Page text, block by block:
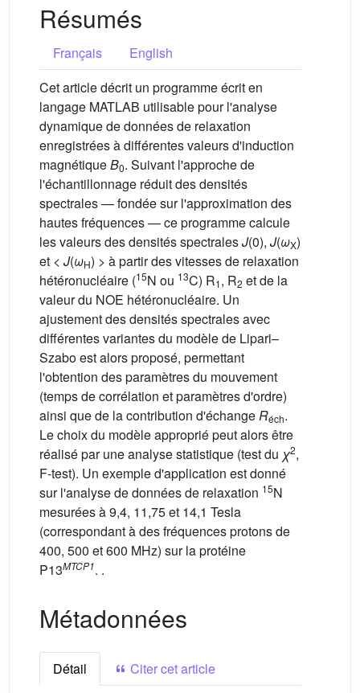
Résumés
Français
English
Cet article décrit un programme écrit en
langage MATLAB utilisable pour l'analyse
dynamique de données de relaxation
enregistrées à différentes valeurs d'induction
magnétiqueB0. Suivant l'approche de
l'échantillonnage réduit des densités
spectrales — fondée sur l'approximation des
hautes fréquences — ce programme calcule
les valeurs des densités spectralesJ(0), J(ωX)
et < J(ωH) > à partir des vitesses de relaxation
hétéronucléaire (15N ou 13C) R1, R2 et de la
valeur du NOE hétéronucléaire. Un
ajustement des densités spectrales avec
différentes variantes du modèle de Lipari–
Szabo est alors proposé, permettant
l'obtention des paramètres du mouvement
(temps de corrélation et paramètres d'ordre)
ainsi que de la contribution d'échangeRéch.
Le choix du modèle approprié peut alors être
réalisé par une analyse statistique (test du χ2,
F-test). Un exemple d'application est donné
sur l'analyse de données de relaxation 15N
mesurées à 9,4, 11,75 et 14,1 Tesla
(correspondant à des fréquences protons de
400, 500 et 600 MHz) sur la protéine
P13MTCP1. .
Métadonnées
Détail
Citer cet article